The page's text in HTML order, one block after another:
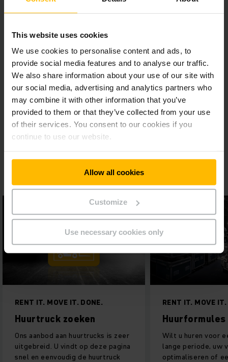
This website uses cookies
We use cookies to personalise content and ads, to
provide social media features and to analyse our traffic.
We also share information about your use of our site with
our social media, advertising and analytics partners who
may combine it with other information that you’ve
provided to them or that they’ve collected from your use
of their services. You consent to our cookies if you
continue to use our website.
Allow all cookies
Customize
Use necessary cookies only
Meer weten over Jungheinrich Rental
Fleet Management?
Vul onderstaand contactformulier in en wij helpen u graag
verder.
CONTACT OPNEMEN
RENT IT. MOVE IT. DONE.
Huurtruck zoeken
Ons aanbod aan huurtrucks is zeer
uitgebreid. U vindt op deze pagina
snel en eenvoudig de huurtruck
RENT IT. MOVE
Huurformules
Wilt u huren voor
lange periode, uw
optimaliseren of